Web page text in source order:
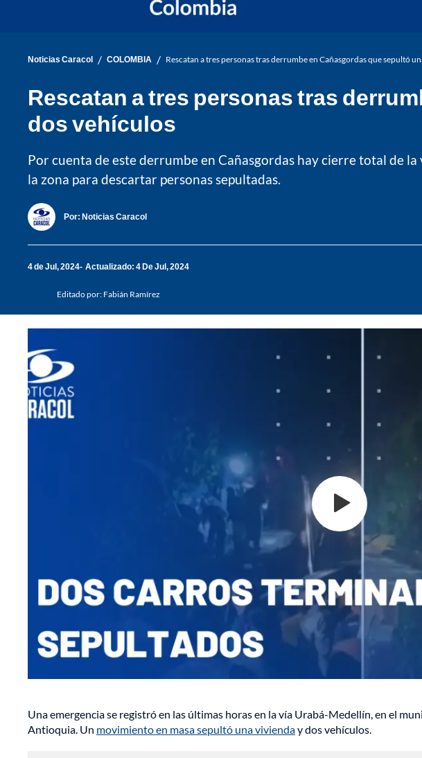
Noticias Caracol / COLOMBIA / Rescatan a tres personas tras derrumbe en Cañasgordas que sepultó
Rescatan a tres personas tras
dos vehículos
Por cuenta de este derrumbe en Cañasgordas hay cierre total de
la zona para descartar personas sepultadas.
Por: Noticias Caracol
4 de Jul, 2024 Actualizado: 4 De Jul, 2024
Editado por: Fabián Ramírez
Una emergencia se registró en las últimas horas en la vía Urabá-Medellín, en el
Antioquia. Un movimiento en masa sepultó una vivienday dos vehículos.